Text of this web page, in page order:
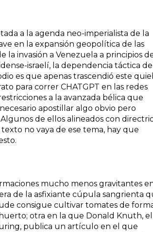
a la agenda neo-imperialista de la
en la expansión geopolítica de las
la invasión a Venezuela a principios
israelí, la dependencia táctica de
es que apenas trascendió este
para correr CHATGPT en las redes
a la avanzada bélica que
apostillar algo obvio pero
de ellos alineados con
no vaya de ese tema, hay que
mucho menos gravitantes
de la asfixiante cúpula sangrienta
consigue cultivar tomates de
otra en la que Donald Knuth, el
publica un artículo en el que